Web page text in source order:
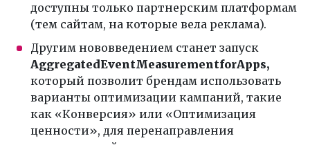
доступны только партнерским платформам
(тем сайтам, на которые вела реклама).
Другим нововведением станет запуск
AggregatedEventMeasurementforApps,
который позволит брендам использовать
варианты оптимизации кампаний, такие
как «Конверсия» или «Оптимизация
ценности», для перенаправления